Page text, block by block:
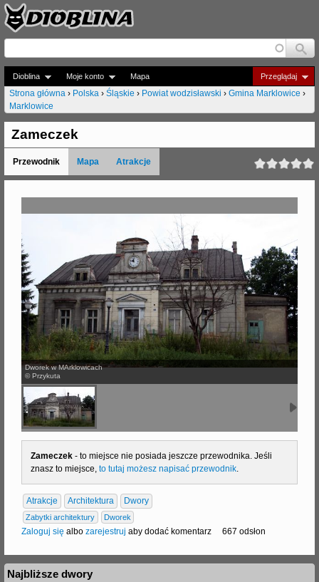
Jump to navigation
Dioblina Moje konto Przeglądaj
Mapa
J
e
s
t
Strona główna › Polska › Śląskie › Powiat wodzisławski › Gmina Marklowice ›
Marklowice
Zameczek
Przewodnik Mapa Atrakcje
Dworek w MArklowicach
© Przykuta
Zameczek - to miejsce nie posiada jeszcze przewodnika. Jeśli
znasz to miejsce, to tutaj możesz napisać przewodnik
Atrakcje Architektura Dwory
Zabytki architektury Dworek
Zaloguj się albo zarejestruj aby dodać komentarz 667 odsłon
Najbliższe dwory